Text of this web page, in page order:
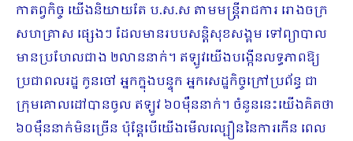
កាតព្វកិច្ច យើងនិយាយតែ ប.ស.ស តាមមន្ត្រីរាជការ រោងចក្រ
សហគ្រាស ផ្សេងៗ ដែលមានរបបសន្តិសុខសង្គម ទៅព្យាបាល
មានប្រហែលជាង ២លាននាក់។ ឥឡូវយើងបង្កើនលទ្ធភាពឱ្យ
ប្រជាពលរដ្ឋ កូនចៅ អ្នកក្នុងបន្ទុក អ្នកសេដ្ឋកិច្ចក្រៅប្រព័ន្ធ ជា
ក្រុមគោលដៅបានចូល ឥឡូវ ៦០ម៉ឺននាក់។ ចំ​នួននេះយើងគិតថា
៦០ម៉ឺននាក់មិនច្រើន ប៉ុន្តែបើយើងមើលល្បឿននៃការកើន ពេល